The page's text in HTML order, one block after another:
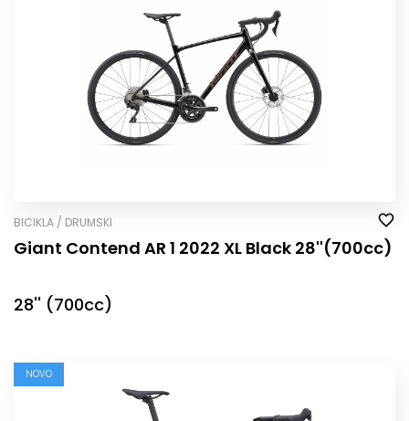
BICIKLA / DRUMSKI
Giant Contend AR 1 2022 XL Black 28''(700cc)
28'' (700cc)
NOVO